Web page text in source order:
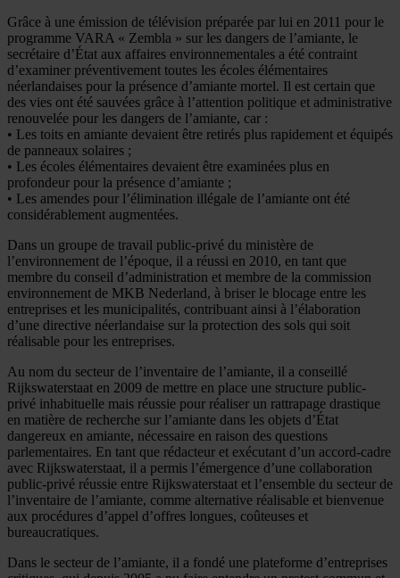
Grâce à une émission de télévision préparée par lui en 2011 pour le
programme VARA « Zembla » sur les dangers de l’amiante, le
secrétaire d’État aux affaires environnementales a été contraint
d’examiner préventivement toutes les écoles élémentaires
néerlandaises pour la présence d’amiante mortel. Il est certain que
des vies ont été sauvées grâce à l’attention politique et administrative
renouvelée pour les dangers de l’amiante, car :
• Les toits en amiante devaient être retirés plus rapidement et équipés
de panneaux solaires ;
• Les écoles élémentaires devaient être examinées plus en
profondeur pour la présence d’amiante ;
• Les amendes pour l’élimination illégale de l’amiante ont été
considérablement augmentées.
Dans un groupe de travail public-privé du ministère de
l’environnement de l’époque, il a réussi en 2010, en tant que
membre du conseil d’administration et membre de la commission
environnement de MKB Nederland, à briser le blocage entre les
entreprises et les municipalités, contribuant ainsi à l’élaboration
d’une directive néerlandaise sur la protection des sols qui soit
réalisable pour les entreprises.
Au nom du secteur de l’inventaire de l’amiante, il a conseillé
Rijkswaterstaat en 2009 de mettre en place une structure public-
privé inhabituelle mais réussie pour réaliser un rattrapage drastique
en matière de recherche sur l’amiante dans les objets d’État
dangereux en amiante, nécessaire en raison des questions
parlementaires. En tant que rédacteur et exécutant d’un accord-cadre
avec Rijkswaterstaat, il a permis l’émergence d’une collaboration
public-privé réussie entre Rijkswaterstaat et l’ensemble du secteur de
l’inventaire de l’amiante, comme alternative réalisable et bienvenue
aux procédures d’appel d’offres longues, coûteuses et
bureaucratiques.
Dans le secteur de l’amiante, il a fondé une plateforme d’entreprises